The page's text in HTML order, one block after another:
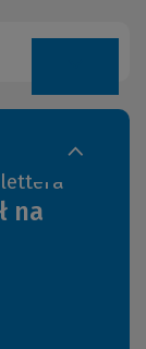
na